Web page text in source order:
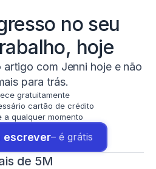
no seu
hoje
artigo com Jenni hoje e não
para trás.
gratuitamente
cartão de crédito
a qualquer momento
escrever– é grátis
de 5M